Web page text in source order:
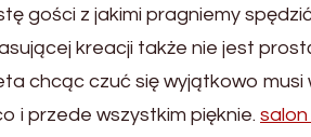
gości z jakimi pragniemy
kreacji także nie jest
chcąc czuć się wyjątkowo
i przede wszystkim pięknie. salon